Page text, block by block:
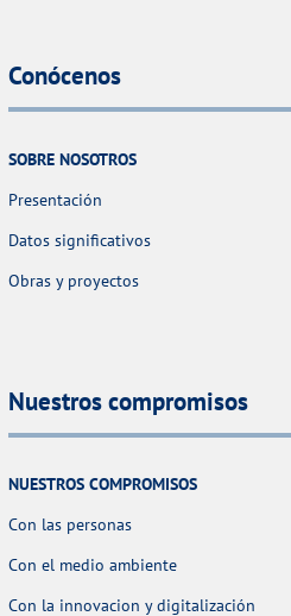
Conócenos
SOBRE NOSOTROS
Presentación
Datos significativos
Obras y proyectos
Nuestros compromisos
NUESTROS COMPROMISOS
Con las personas
Con el medio ambiente
Con la innovacion y digitalización